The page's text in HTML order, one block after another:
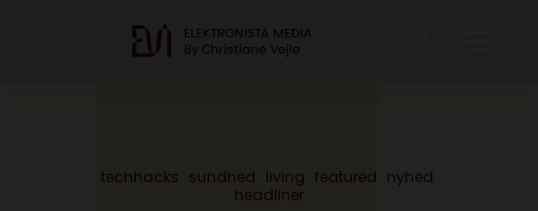
techhacks sundhed living featured nyhed
headliner